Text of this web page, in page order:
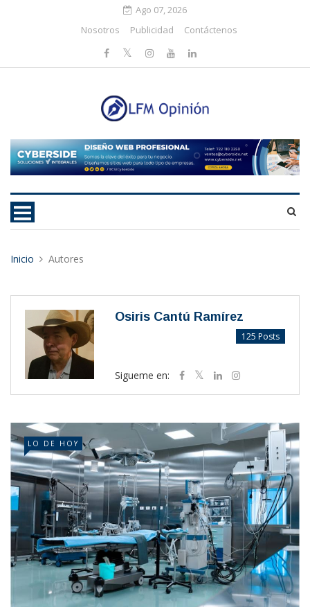
Ago 07, 2026
Nosotros
Publicidad Contáctenos
Inicio Autores
Osiris Cantú Ramírez
125 Posts
Sigueme en:
LO DE HOY